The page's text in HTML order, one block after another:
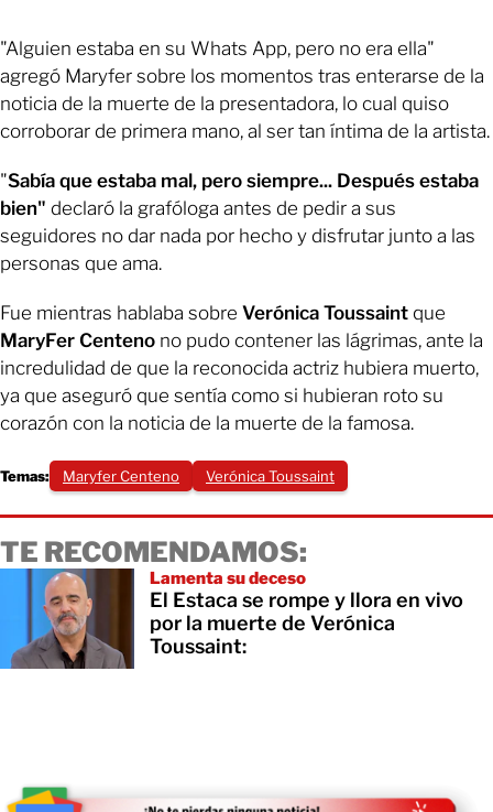
"Alguien estaba en su Whats App, pero no era ella"
agregó Maryfer sobre los momentos tras enterarse de la
noticia de la muerte de la presentadora, lo cual quiso
corroborar de primera mano, al ser tan íntima de la artista.
"Sabía que estaba mal, pero siempre... Después estaba
bien" declaró la grafóloga antes de pedir a sus
seguidores no dar nada por hecho y disfrutar junto a las
personas que ama.
Fue mientras hablaba sobre Verónica Toussaint que
MaryFer Centeno no pudo contener las lágrimas, ante la
incredulidad de que la reconocida actriz hubiera muerto,
ya que aseguró que sentía como si hubieran roto su
corazón con la noticia de la muerte de la famosa.
Temas: Maryfer Centeno Verónica Toussaint
TE RECOMENDAMOS:
Lamenta su deceso
El Estaca se rompe y llora en vivo
por la muerte de Verónica
Toussaint: